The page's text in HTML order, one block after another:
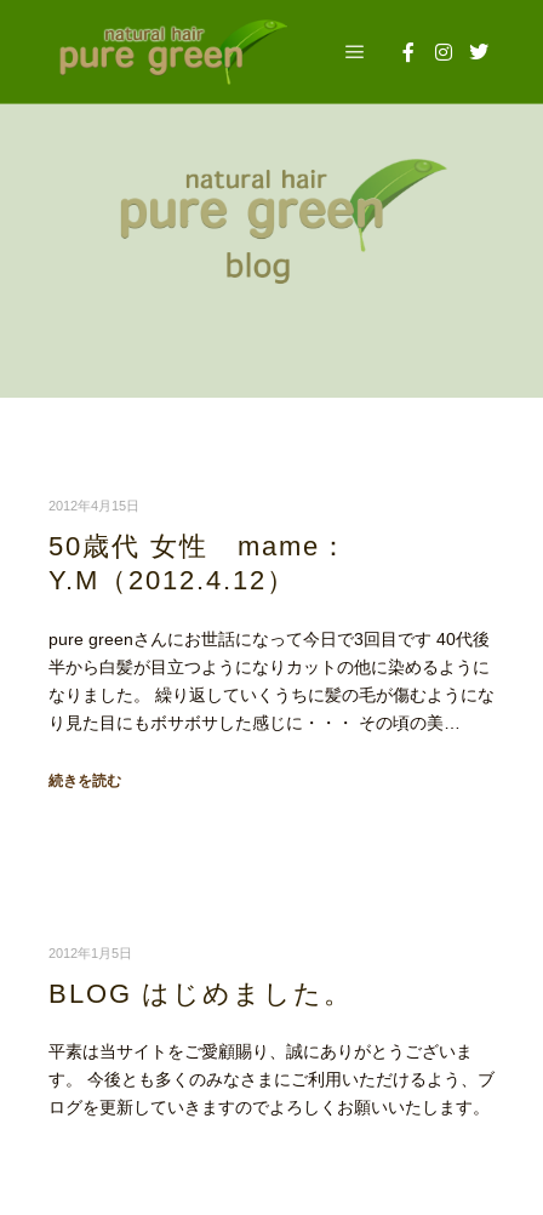
理美容ブログ
2012年4月15日
50歳代 女性 mame：
Y.M（2012.4.12）
pure greenさんにお世話になって今日で3回目です 40代後
半から白髪が目立つようになりカットの他に染めるように
なりました。 繰り返していくうちに髪の毛が傷むようにな
り見た目にもボサボサした感じに・・・ その頃の美…
続きを読む
2012年1月5日
BLOG はじめました。
平素は当サイトをご愛顧賜り、誠にありがとうございま
す。 今後とも多くのみなさまにご利用いただけるよう、ブ
ログを更新していきますのでよろしくお願いいたします。